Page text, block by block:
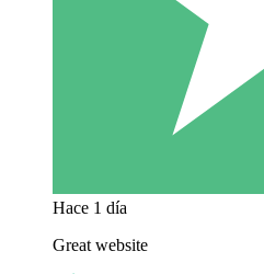
Hace 1 día
Great website